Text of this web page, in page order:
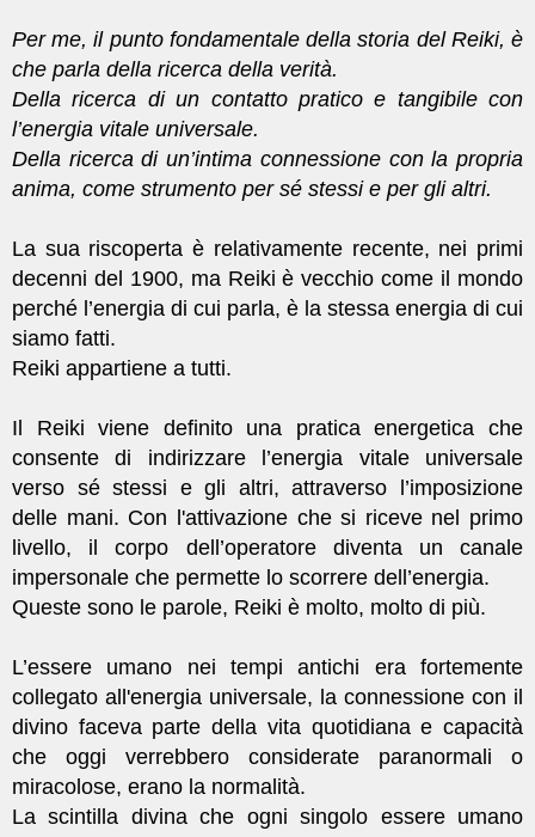
Per me, il punto fondamentale della storia del Reiki, è
che parla della ricerca della verità.
Della ricerca di un contatto pratico e tangibile con
l’energia vitale universale.
Della ricerca di un’intima connessione con la propria
anima, come strumento per sé stessi e per gli altri.
La sua riscoperta è relativamente recente, nei primi
decenni del 1900, ma Reiki è vecchio come il mondo
perché l’energia di cui parla, è la stessa energia di cui
siamo fatti.
Reiki appartiene a tutti.
Il Reiki viene definito una pratica energetica che
consente di indirizzare l’energia vitale universale
verso sé stessi e gli altri, attraverso l’imposizione
delle mani. Con l'attivazione che si riceve nel primo
livello, il corpo dell’operatore diventa un canale
impersonale che permette lo scorrere dell’energia.
Queste sono le parole, Reiki è molto, molto di più.
L’essere umano nei tempi antichi era fortemente
collegato all'energia universale, la connessione con il
divino faceva parte della vita quotidiana e capacità
che oggi verrebbero considerate paranormali o
miracolose, erano la normalità.
La scintilla divina che ogni singolo essere umano